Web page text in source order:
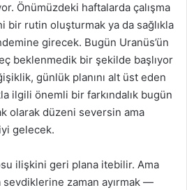
Önümüzdeki haftalarda çalışma
bir rutin oluşturmak ya da sağlıkla
girecek. Bugün Uranüs’ün
beklenmedik bir şekilde başlıyor
günlük planını alt üst eden
ilgili önemli bir farkındalık bugün
olarak düzeni seversin ama
gelecek.
ilişkini geri plana itebilir. Ama
zaman ayırmak —